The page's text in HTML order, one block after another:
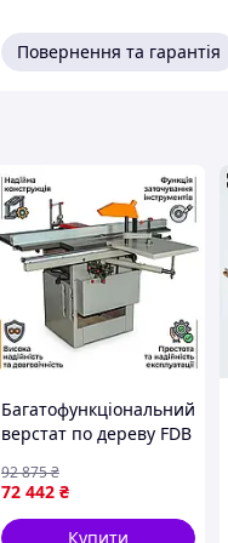
Повернення та гарантія
Багатофункціональний
верстат по дереву FDB
3000 Вт, ширина
фугування 350 мм
72 442 ₴
92 875₴
Купити